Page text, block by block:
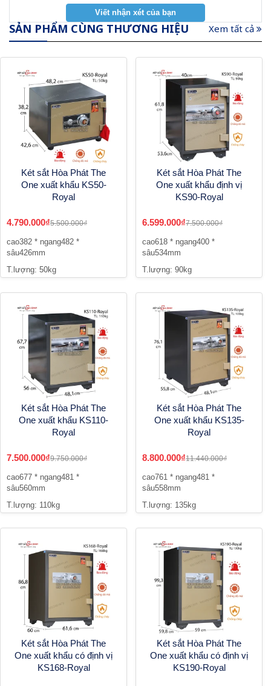
SẢN PHẨM CÙNG THƯƠNG HIỆU Xem tất cả
Két sắt Hòa Phát The
One xuất khẩu KS50-
Royal
4.790.000₫5.500.000₫
cao382 * ngang482 *
sâu426mm
T.lượng: 50kg
Két sắt Hòa Phát The
One xuất khẩu định vị
KS90-Royal
6.599.000₫7.500.000₫
cao618 * ngang400 *
sâu534mm
T.lượng: 90kg
Két sắt Hòa Phát The
One xuất khẩu KS110-
Royal
7.500.000₫9.750.000₫
cao677 * ngang481 *
sâu560mm
T.lượng: 110kg
Két sắt Hòa Phát The
One xuất khẩu KS135-
Royal
8.800.000₫11.440.000₫
cao761 * ngang481 *
sâu558mm
T.lượng: 135kg
Két sắt Hòa Phát The
One xuất khẩu có định vị
KS168-Royal
Két sắt Hòa Phát The
One xuất khẩu có định vị
KS190-Royal